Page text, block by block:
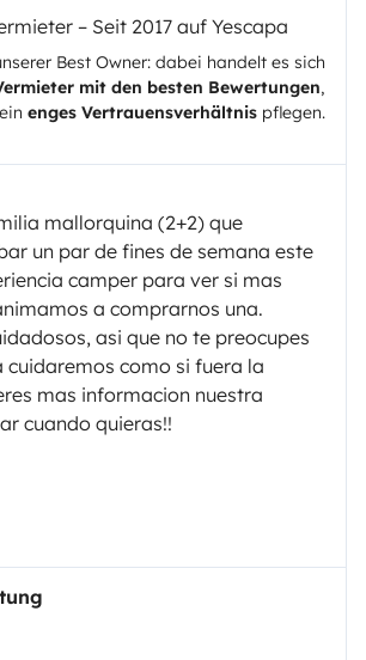
– Seit 2017 auf Yescapa
Best Owner: dabei handelt es sich
mit den besten Bewertungen,
enges Vertrauensverhältnis pflegen.
mallorquina (2+2) que
un par de fines de semana este
camper para ver si mas
a comprarnos una.
asi que no te preocupes
cuidaremos como si fuera la
mas informacion nuestra
cuando quieras!!